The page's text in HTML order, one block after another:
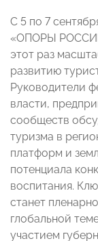
С 5 по 7
«ОПОРЫ
этот раз
развитию
Руководители
власти,
сообществ
туризма в
платформ и
потенциала
воспитания.
станет
глобальной
участием